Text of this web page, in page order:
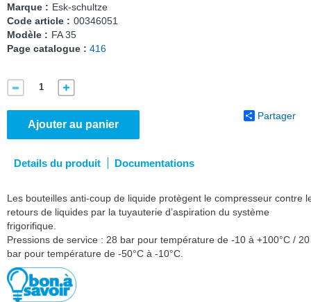
Marque : Esk-schultze
Code article : 00346051
Modèle : FA 35
Page catalogue : 416
Ajouter au panier
Partager
Details du produit Documentations
Les bouteilles anti-coup de liquide protègent le compresseur contre
retours de liquides par la tuyauterie d’aspiration du système
frigorifique.
Pressions de service : 28 bar pour température de -10 à +100°C / 20
bar pour température de -50°C à -10°C.